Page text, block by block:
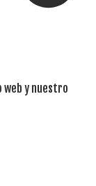
y nuestro